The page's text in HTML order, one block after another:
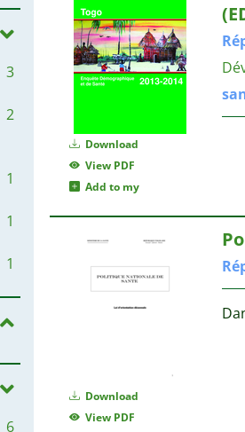
3
2
1
1
1
6
Download
View PDF
Add to my
Download
View PDF